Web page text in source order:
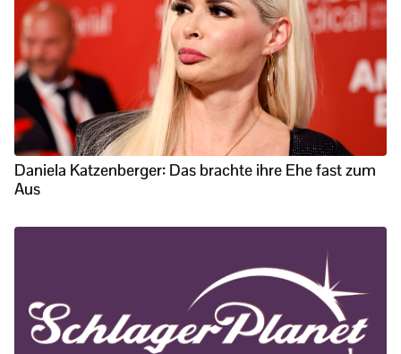
Daniela Katzenberger: Das brachte ihre Ehe fast zum
Aus